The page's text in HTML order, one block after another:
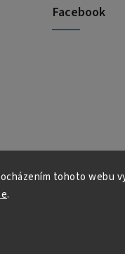
tohoto webu
.
Facebook